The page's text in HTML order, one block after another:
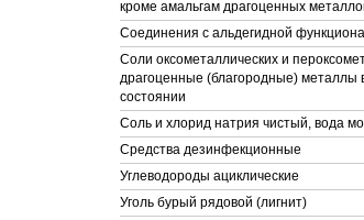
кроме амальгам драгоценных
Соединения с альдегидной
Соли оксометаллических и
драгоценные (благородные) металлы
состоянии
Соль и хлорид натрия чистый, вода
Средства дезинфекционные
Углеводороды ациклические
Уголь бурый рядовой (лигнит)